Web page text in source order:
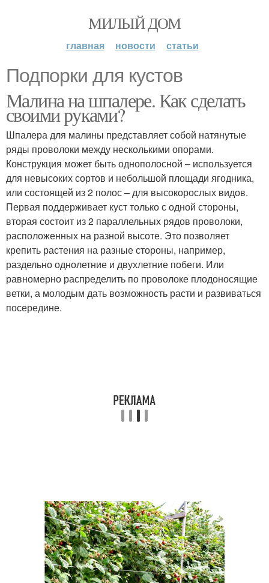
МИЛЫЙ ДОМ
главная новости статьи
Подпорки для кустов
Малина на шпалере. Как сделать
своими руками?
Шпалера для малины представляет собой натянутые
ряды проволоки между несколькими опорами.
Конструкция может быть однополосной – используется
для невысоких сортов и небольшой площади ягодника,
или состоящей из 2 полос – для высокорослых видов.
Первая поддерживает куст только с одной стороны,
вторая состоит из 2 параллельных рядов проволоки,
расположенных на разной высоте. Это позволяет
крепить растения на разные стороны, например,
раздельно однолетние и двухлетние побеги. Или
равномерно распределить по проволоке плодоносящие
ветки, а молодым дать возможность расти и развиваться
посередине.